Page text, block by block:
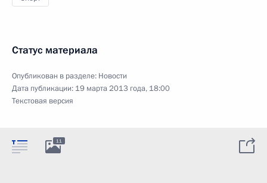
Статус материала
Опубликован в разделе: Новости
Дата публикации: 19 марта 2013 года, 18:00
Текстовая версия
11